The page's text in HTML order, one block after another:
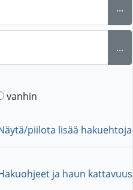
...
...
vanhin
piilota lisää hakuehtoja
ja haun kattavuus